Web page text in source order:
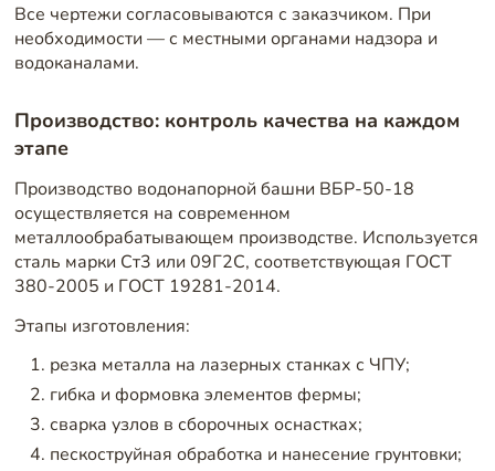
Все чертежи согласовываются с заказчиком. При
необходимости — с местными органами надзора и
водоканалами.
Производство: контроль качества на каждом
этапе
Производство водонапорной башни ВБР-50-18
осуществляется на современном
металлообрабатывающем производстве. Используется
сталь марки Ст3 или 09Г2С, соответствующая ГОСТ
380-2005 и ГОСТ 19281-2014.
Этапы изготовления:
резка металла на лазерных станках с ЧПУ;
гибка и формовка элементов фермы;
сварка узлов в сборочных оснастках;
пескоструйная обработка и нанесение грунтовки;